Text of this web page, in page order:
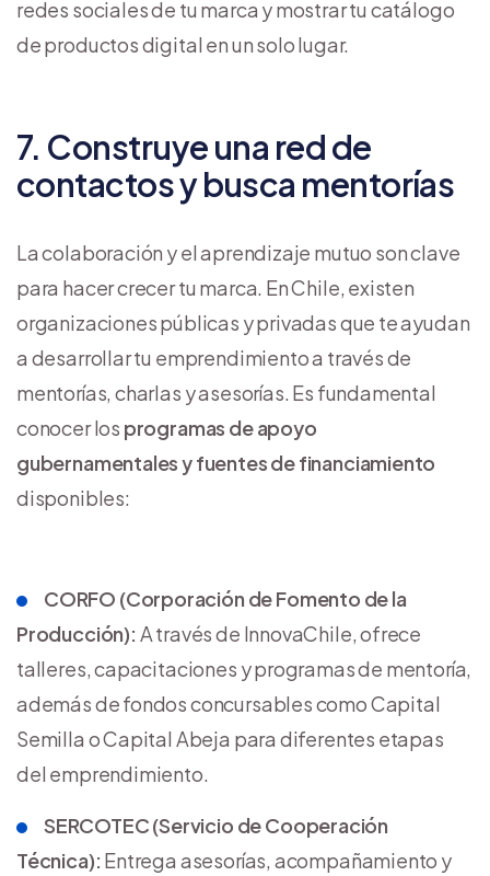
redes sociales de tu marca y mostrar tu catálogo
de productos digital en un solo lugar.
7. Construye una red de
contactos y busca mentorías
La colaboración y el aprendizaje mutuo son clave
para hacer crecer tu marca. En Chile, existen
organizaciones públicas y privadas que te ayudan
a desarrollar tu emprendimiento a través de
mentorías, charlas y asesorías. Es fundamental
conocer los programas de apoyo
gubernamentales y fuentes de financiamiento
disponibles:
CORFO (Corporación de Fomento de la
Producción): A través de InnovaChile, ofrece
talleres, capacitaciones y programas de mentoría,
además de fondos concursables como Capital
Semilla o Capital Abeja para diferentes etapas
del emprendimiento.
SERCOTEC (Servicio de Cooperación
Técnica): Entrega asesorías, acompañamiento y